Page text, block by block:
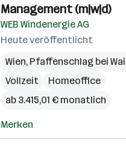
Management (m|w|d)
WEB Windenergie AG
Heute veröffentlicht
Wien, Pfaffenschlag bei
Vollzeit
Homeoffice
ab 3.415,01 € monatlich
Merken